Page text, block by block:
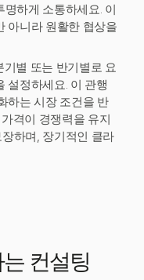
하게 소통하세요. 이
아니라 원활한 협상을
별 또는 반기별로 요
설정하세요. 이 관행
하는 시장 조건을 반
격이 경쟁력을 유지
하며, 장기적인 클라
컨설팅